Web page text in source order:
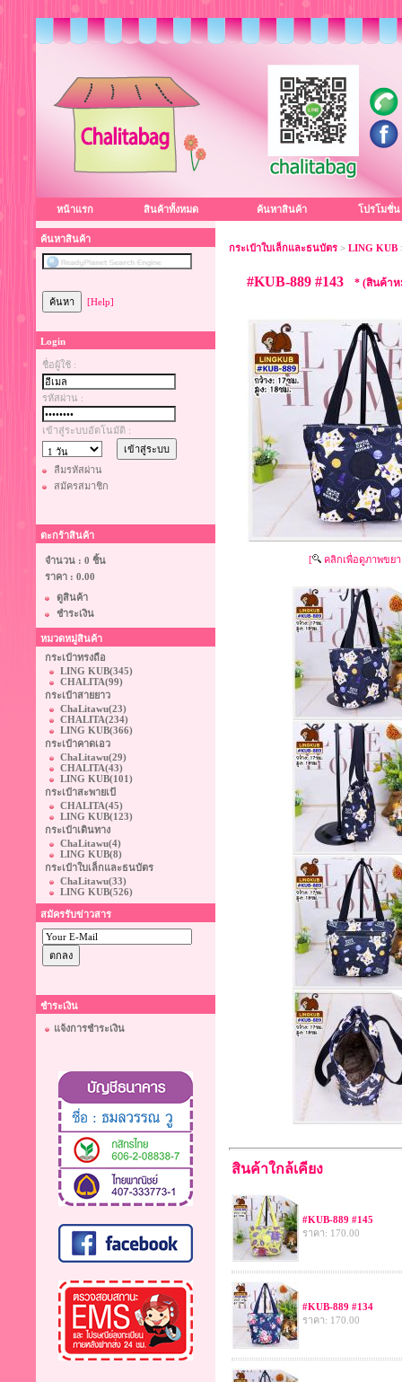
หน้าแรก สินค้าทั้งหมด ค้นหาสินค้า โปรโมชั่น
ค้นหาสินค้า
[Help]
Login
ชื่อผู้ใช้ :
รหัสผ่าน :
เข้าสู่ระบบอัตโนมัติ :
ลืมรหัสผ่าน
สมัครสมาชิก
ตะกร้าสินค้า
จำนวน : 0 ชิ้น
ราคา : 0.00
ดูสินค้า
ชำระเงิน
หมวดหมู่สินค้า
กระเป๋าทรงถือ
LING KUB(345)
CHALITA(99)
กระเป๋าสายยาว
ChaLitawu(23)
CHALITA(234)
LING KUB(366)
กระเป๋าคาดเอว
ChaLitawu(29)
CHALITA(43)
LING KUB(101)
กระเป๋าสะพายเป้
CHALITA(45)
LING KUB(123)
กระเป๋าเดินทาง
ChaLitawu(4)
LING KUB(8)
กระเป๋าใบเล็กและธนบัตร
ChaLitawu(33)
LING KUB(526)
สมัครรับข่าวสาร
ชำระเงิน
แจ้งการชำระเงิน
กระเป๋าใบเล็กและธนบัตร > LING KUB
#KUB-889 #143 * (สินค้า
[ คลิกเพื่อดูภาพขยา
สินค้าใกล้เคียง
#KUB-889 #145
ราคา: 170.00
#KUB-889 #134
ราคา: 170.00